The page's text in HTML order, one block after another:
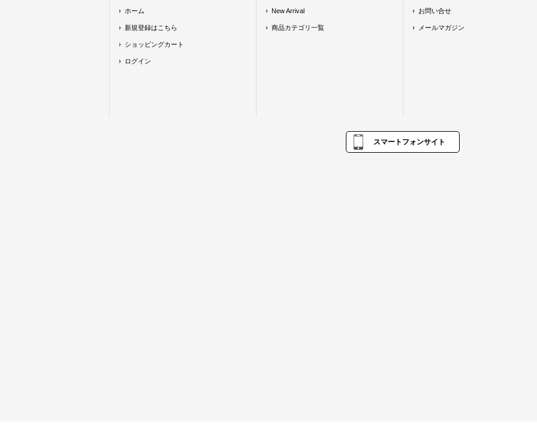
ホーム
新規登録はこちら
ショッピングカート
ログイン
New Arrival
商品カテゴリ一覧
お問い合せ
メールマガジン
スマートフォンサイト